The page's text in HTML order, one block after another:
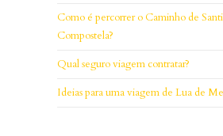
Como é percorrer o Caminho de
Compostela?
Qual seguro viagem contratar?
Ideias para uma viagem de Lua de